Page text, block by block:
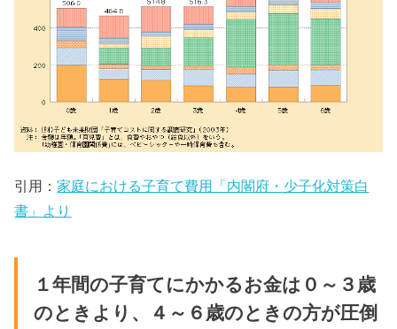
引用：家庭における子育て費用「内閣府・少子化対策白
書」より
１年間の子育てにかかるお金は０～３歳
のときより、４～６歳のときの方が圧倒